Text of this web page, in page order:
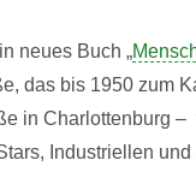
neues Buch „
das bis 1950 zum
in Charlottenburg
Industriellen